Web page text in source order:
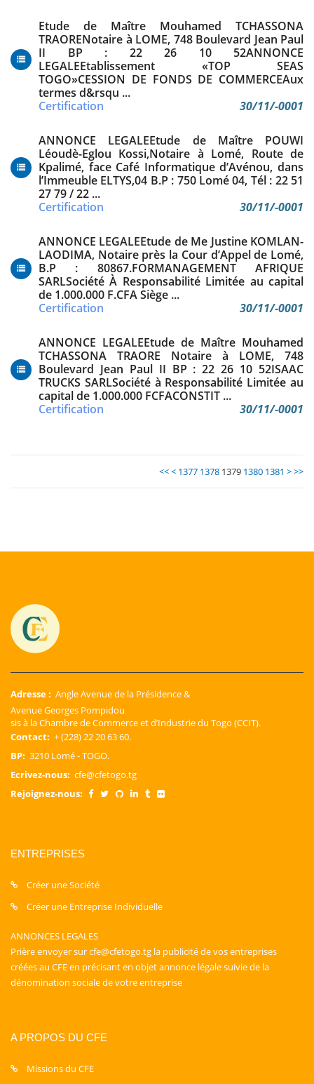
Etude de Maître Mouhamed TCHASSONA
TRAORENotaire à LOME, 748 Boulevard Jean Paul
II BP : 22 26 10 52ANNONCE
LEGALEEtablissement «TOP SEAS
TOGO»CESSION DE FONDS DE COMMERCEAux
termes d&rsqu ...
Certification
30/11/-0001
ANNONCE LEGALEEtude de Maître POUWI
Léoudè-Eglou Kossi,Notaire à Lomé, Route de
Kpalimé, face Café Informatique d’Avénou, dans
l’Immeuble ELTYS,04 B.P : 750 Lomé 04, Tél : 22 51
27 79 / 22 ...
Certification
30/11/-0001
ANNONCE LEGALEEtude de Me Justine KOMLAN-
LAODIMA, Notaire près la Cour d’Appel de Lomé,
B.P : 80867.FORMANAGEMENT AFRIQUE
SARLSociété À Responsabilité Limitée au capital
de 1.000.000 F.CFA Siège ...
Certification
30/11/-0001
ANNONCE LEGALEEtude de Maître Mouhamed
TCHASSONA TRAORE Notaire à LOME, 748
Boulevard Jean Paul II BP : 22 26 10 52ISAAC
TRUCKS SARLSociété à Responsabilité Limitée au
capital de 1.000.000 FCFACONSTIT ...
Certification
30/11/-0001
<<< 1377 1378 1379 1380 1381 >>>
Adresse : Angle Avenue de la Présidence &
Avenue Georges Pompidou
sis à la Chambre de Commerce et d’Industrie du Togo (CCIT).
Contact: + (228) 22 20 63 60.
BP: 3210 Lomé - TOGO.
Ecrivez-nous: cfe@cfetogo.tg
Rejoignez-nous:
ENTREPRISES
Créer une Société
Créer une Entreprise Individuelle
ANNONCES LEGALES
Prière envoyer sur cfe@cfetogo.tg la publicité de vos entreprises
créées au CFE en précisant en objet annonce légale suivie de la
dénomination sociale de votre entreprise
A PROPOS DU CFE
Missions du CFE